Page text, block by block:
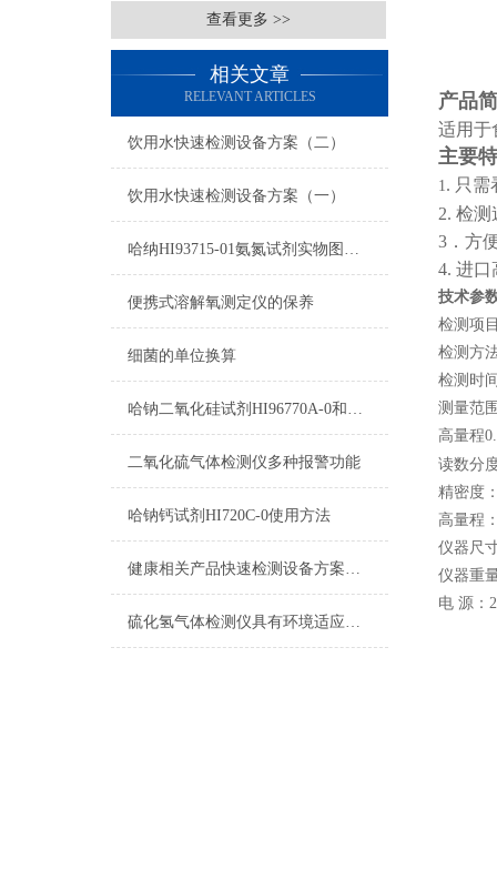
查看更多 >>
相关文章
RELEVANT ARTICLES
饮用水快速检测设备方案（二）
饮用水快速检测设备方案（一）
哈纳HI93715-01氨氮试剂实物图及操作方法
便携式溶解氧测定仪的保养
细菌的单位换算
哈钠二氧化硅试剂HI96770A-0和HI96770B-0使用方法
二氧化硫气体检测仪多种报警功能
哈钠钙试剂HI720C-0使用方法
健康相关产品快速检测设备方案（二）
硫化氢气体检测仪具有环境适应性比较强的多种报警模式
产品
适用于
主要
1. 只需
2. 检
3．方
4. 进
技术参
检测项
检测方
检测时
测量范
高量程
读数分
精密度
高量程
仪器尺
仪器重
电 源：